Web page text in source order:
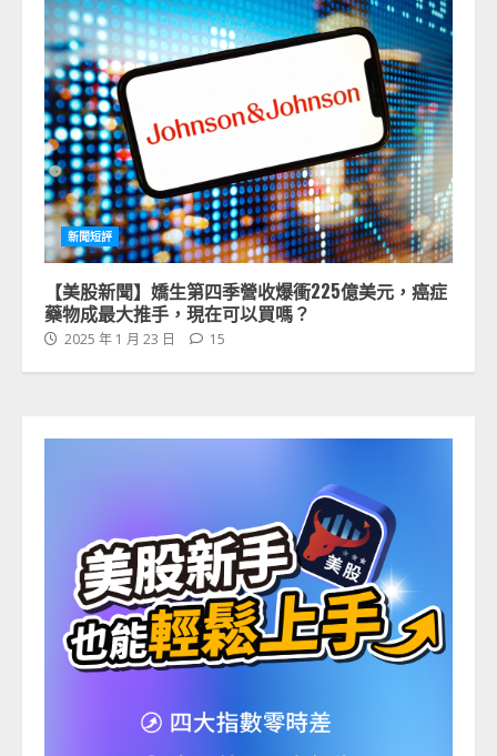
新聞短評
【美股新聞】嬌生第四季營收爆衝225億美元，癌症
藥物成最大推手，現在可以買嗎？
2025 年 1 月 23 日 15